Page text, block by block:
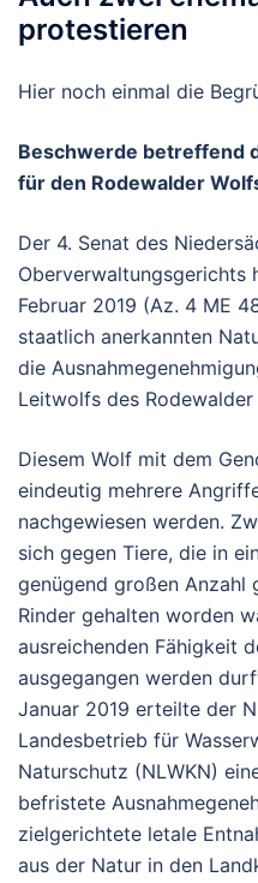
protestieren
Hier noch einmal die
Beschwerde betreffend
für den Rodewalder
Der 4. Senat des
Oberverwaltungsgerichts
Februar 2019 (Az. 4 ME
staatlich anerkannten
die
Leitwolfs des
Diesem Wolf mit dem
eindeutig mehrere
nachgewiesen werden.
sich gegen Tiere, die in
genügend großen Anzahl
Rinder gehalten worden
ausreichenden Fähigkeit
ausgegangen werden
Januar 2019 erteilte der
Landesbetrieb für
Naturschutz (NLWKN)
befristete
zielgerichtete letale
aus der Natur in den